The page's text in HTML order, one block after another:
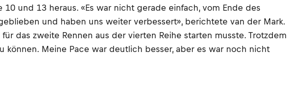
und 13 heraus. «Es war nicht gerade einfach, vom Ende des
und haben uns weiter verbessert», berichtete van der Mark.
das zweite Rennen aus der vierten Reihe starten musste. Trotzdem
Meine Pace war deutlich besser, aber es war noch nicht